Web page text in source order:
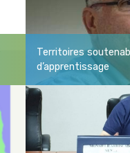
Territoires
d’apprentissage